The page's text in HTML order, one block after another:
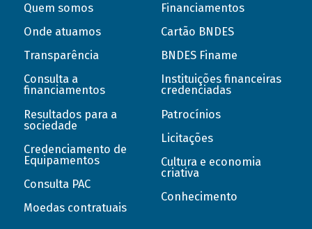
Quem somos
Onde atuamos
Transparência
Consulta a
financiamentos
Resultados para a
sociedade
Credenciamento de
Equipamentos
Consulta PAC
Moedas contratuais
Financiamentos
Cartão BNDES
BNDES Finame
Instituições financeiras
credenciadas
Patrocínios
Licitações
Cultura e economia
criativa
Conhecimento